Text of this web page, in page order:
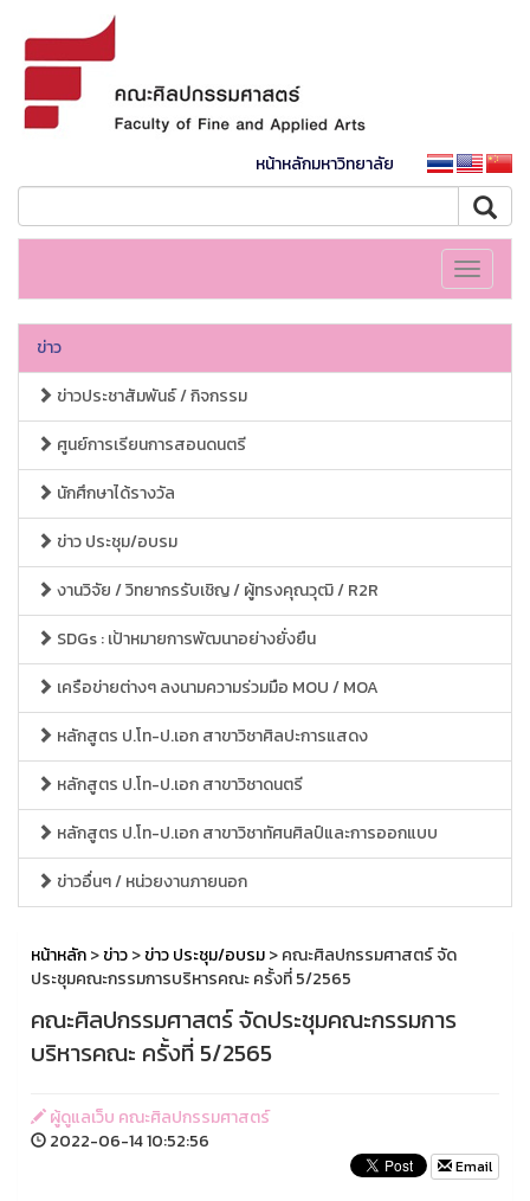
หน้าหลักมหาวิทยาลัย
Toggle
ข่าว
ข่าวประชาสัมพันธ์ / กิจกรรม
ศูนย์การเรียนการสอนดนตรี
นักศึกษาได้รางวัล
ข่าว ประชุม/อบรม
งานวิจัย / วิทยากรรับเชิญ / ผู้ทรงคุณวุฒิ / R2R
SDGs : เป้าหมายการพัฒนาอย่างยั่งยืน
เครือข่ายต่างๆ ลงนามความร่วมมือ MOU / MOA
หลักสูตร ป.โท-ป.เอก สาขาวิชาศิลปะการแสดง
หลักสูตร ป.โท-ป.เอก สาขาวิชาดนตรี
หลักสูตร ป.โท-ป.เอก สาขาวิชาทัศนศิลป์และการออกแบบ
ข่าวอื่นๆ / หน่วยงานภายนอก
หน้าหลัก>ข่าว>ข่าว ประชุม/อบรม> คณะศิลปกรรมศาสตร์ จัด
ประชุมคณะกรรมการบริหารคณะ ครั้งที่ 5/2565
คณะศิลปกรรมศาสตร์ จัดประชุมคณะกรรมการ
บริหารคณะ ครั้งที่ 5/2565
ผู้ดูแลเว็บ คณะศิลปกรรมศาสตร์
2022-06-14 10:52:56
Email